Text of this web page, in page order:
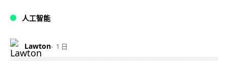
人工智能
Lawton 1 日